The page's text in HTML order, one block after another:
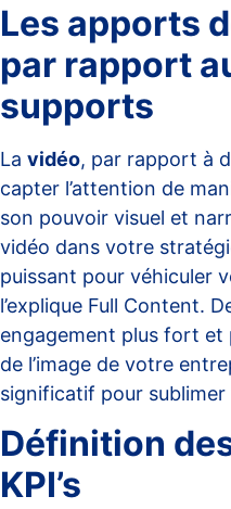
Les apports
par rapport
supports
La vidéo, par rapport à
capter l’attention de
son pouvoir visuel et
vidéo dans votre
puissant pour véhiculer
l’explique Full Content.
engagement plus fort et
de l’image de votre
significatif pour
Définition
KPI’s